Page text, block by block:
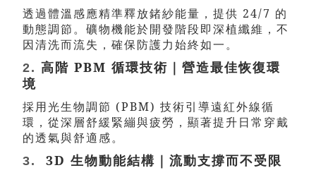
透過體溫感應精準釋放鍺紗能量，提供 24/7 的
動態調節。礦物機能於開發階段即深植纖維，不
因清洗而流失，確保防護力始終如一。
2. 高階 PBM 循環技術｜營造最佳恢復環
境
採用光生物調節 (PBM) 技術引導遠紅外線循
環，從深層舒緩緊繃與疲勞，顯著提升日常穿戴
的透氣與舒適感。
3. 3D 生物動能結構｜流動支撐而不受限